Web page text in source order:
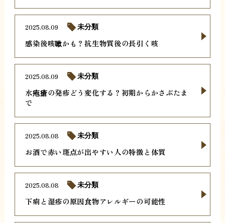
感染後咳嗽かも？抗生物質後の長引く咳
2025.08.09 未分類
水疱瘡の発疹どう変化する？初期からかさぶたま
で
2025.08.09 未分類
お酒で赤い斑点が出やすい人の特徴と体質
2025.08.08 未分類
下痢と湿疹の原因食物アレルギーの可能性
2025.08.08 未分類